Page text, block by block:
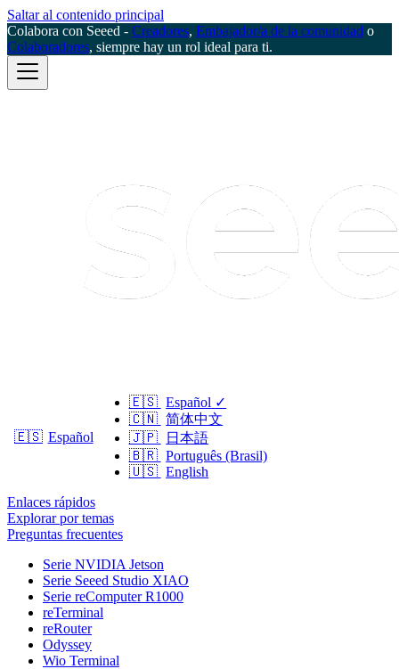
Saltar al contenido principal
Colabora con Seeed - Creadores, Embajador/a de la comunidad o
Colaboradores, siempre hay un rol ideal para ti.
🇪🇸 Español
🇪🇸 Español ✓
🇨🇳 简体中文
🇯🇵
日本語
🇧🇷 Português (Brasil)
🇺🇸 English
Enlaces rápidos
Explorar por temas
Preguntas frecuentes
Serie NVIDIA Jetson
Serie Seeed Studio XIAO
Serie reComputer R1000
reTerminal
reRouter
Odyssey
Wio Terminal